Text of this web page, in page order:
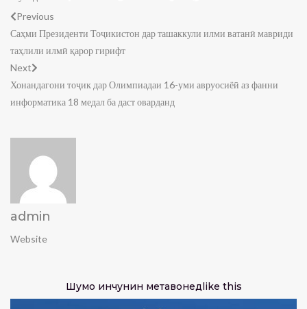
Previous
Саҳми Президенти Тоҷикистон дар ташаккули илми ватанӣ мавриди
таҳлили илмӣ қарор гирифт
Next
Хонандагони тоҷик дар Олимпиадаи 16-уми авруосиёӣ аз фанни
информатика 18 медал ба даст оварданд
admin
Website
Шумо инчунин метавонедlike this